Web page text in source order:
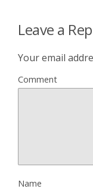
Leave a
Your email
Comment
Name